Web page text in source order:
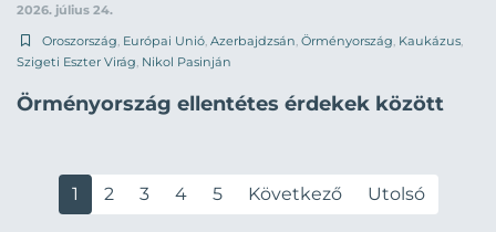
2026. július 24.
Oroszország, Európai Unió, Azerbajdzsán, Örményország, Kaukázus,
Szigeti Eszter Virág, Nikol Pasinján
Örményország ellentétes érdekek között
1 2 3 4 5 Következő Utolsó